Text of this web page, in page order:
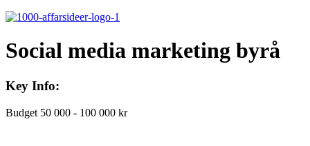
Social media marketing byrå
Key Info:
Budget 50 000 - 100 000 kr